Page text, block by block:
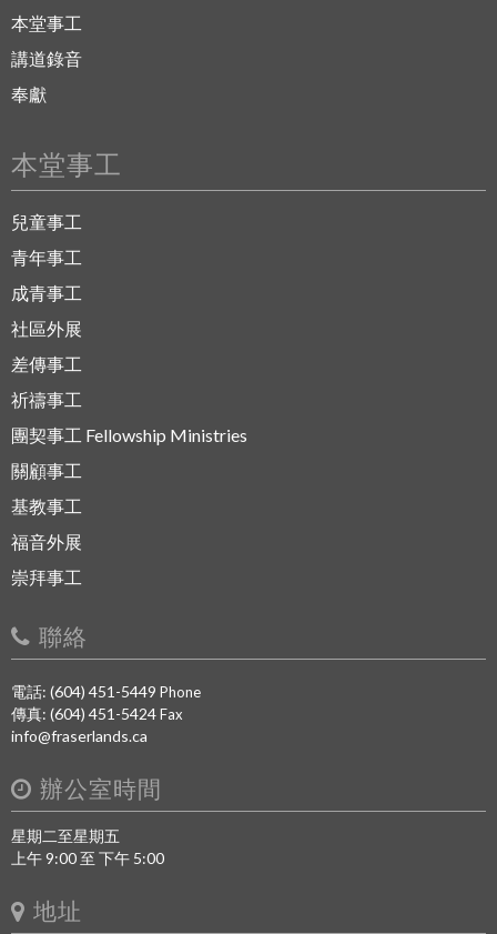
本堂事工
講道錄音
奉獻
本堂事工
兒童事工
青年事工
成青事工
社區外展
差傳事工
祈禱事工
團契事工 Fellowship Ministries
關顧事工
基教事工
福音外展
崇拜事工
聯絡
電話: (604) 451-5449 Phone
傳真: (604) 451-5424Fax
info@fraserlands.ca
辦公室時間
星期二至星期五
上午 9:00 至 下午 5:00
地址